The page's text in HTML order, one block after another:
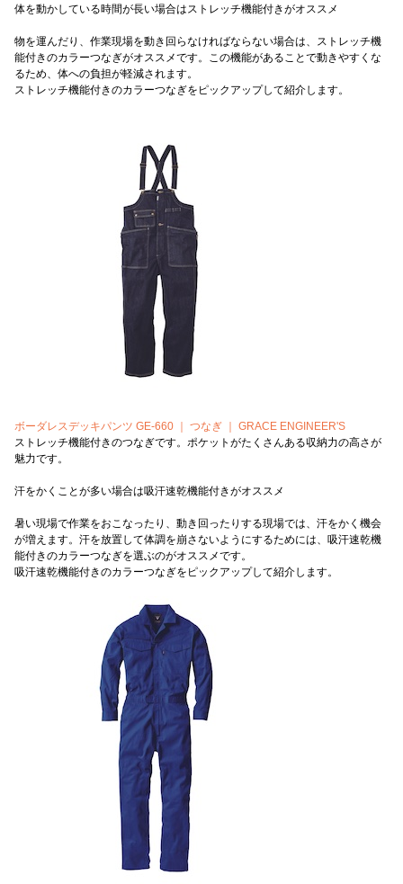
体を動かしている時間が長い場合はストレッチ機能付きがオススメ
物を運んだり、作業現場を動き回らなければならない場合は、ストレッチ機
能付きのカラーつなぎがオススメです。この機能があることで動きやすくな
るため、体への負担が軽減されます。
ストレッチ機能付きのカラーつなぎをピックアップして紹介します。
ボーダレスデッキパンツ GE-660 ｜ つなぎ ｜ GRACE ENGINEER'S
ストレッチ機能付きのつなぎです。ポケットがたくさんある収納力の高さが
魅力です。
汗をかくことが多い場合は吸汗速乾機能付きがオススメ
暑い現場で作業をおこなったり、動き回ったりする現場では、汗をかく機会
が増えます。汗を放置して体調を崩さないようにするためには、吸汗速乾機
能付きのカラーつなぎを選ぶのがオススメです。
吸汗速乾機能付きのカラーつなぎをピックアップして紹介します。